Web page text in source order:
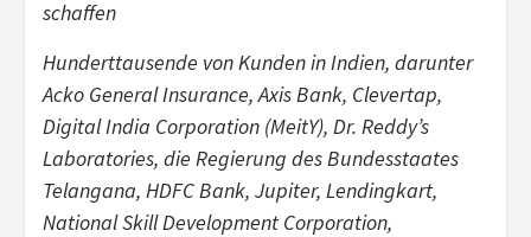
schaffen
Hunderttausende von Kunden in Indien, darunter
Acko General Insurance, Axis Bank, Clevertap,
Digital India Corporation (MeitY), Dr. Reddy’s
Laboratories, die Regierung des Bundesstaates
Telangana, HDFC Bank, Jupiter, Lendingkart,
National Skill Development Corporation,